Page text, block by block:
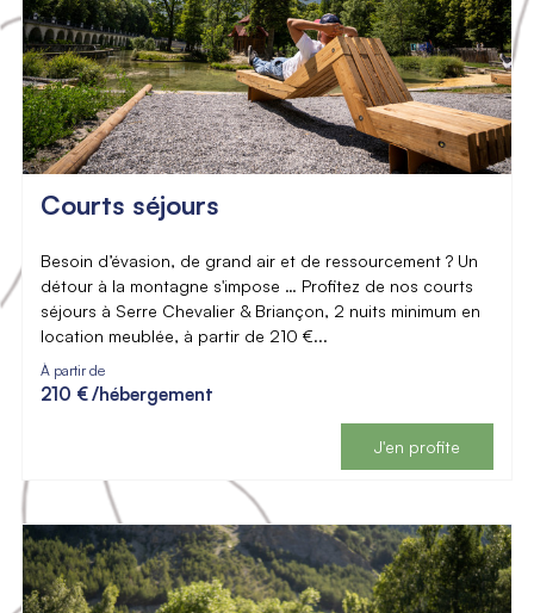
Courts séjours
Besoin d’évasion, de grand air et de ressourcement ? Un
détour à la montagne s'impose … Profitez de nos courts
séjours à Serre Chevalier & Briançon, 2 nuits minimum en
location meublée, à partir de 210 €...
À partir de
210 €/hébergement
J'en profite